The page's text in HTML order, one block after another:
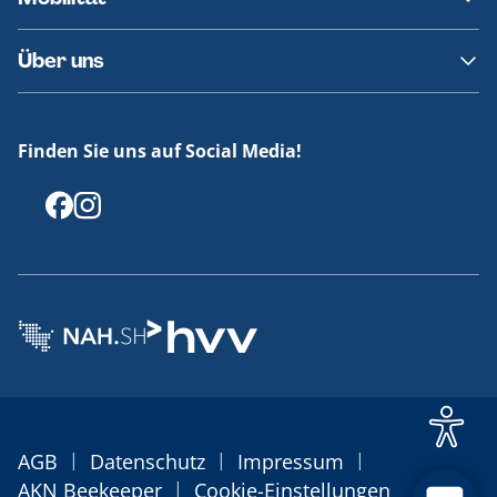
Fundsachen
Häufige Fragen
Barrierefreies Reisen
Erklärung Barrierefreiheit
Über uns
Offenlegungen
Finden Sie uns auf Social Media!
AGB | Datenschutz | Impressum |
AKN Beekeeper | Cookie-Einstellungen